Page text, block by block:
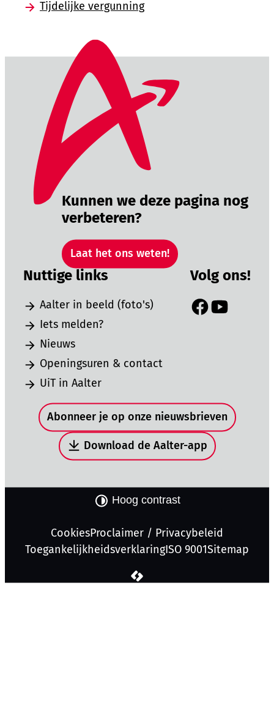
Tijdelijke vergunning
Kunnen we deze pagina nog
verbeteren?
Laat het ons weten!
Nuttige links
Aalter in beeld (foto's)
Iets melden?
Nieuws
Openingsuren & contact
UiT in Aalter
Volg ons!
Facebook
YouTube
Snel naar
Abonneer je op onze nieuwsbrieven
Download de Aalter-app
Hoog contrast
CookiesProclaimer / Privacybeleid
ToegankelijkheidsverklaringISO 9001Sitemap
LCP nv 2026 ©